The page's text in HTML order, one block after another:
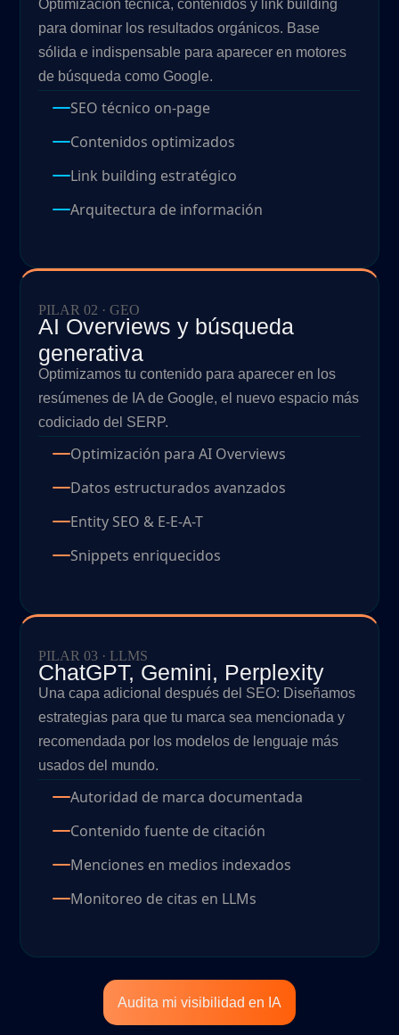
Optimización técnica, contenidos y link building
para dominar los resultados orgánicos. Base
sólida e indispensable para aparecer en motores
de búsqueda como Google.
SEO técnico on-page
Contenidos optimizados
Link building estratégico
Arquitectura de información
PILAR 02 · GEO
AI Overviews y búsqueda
generativa
Optimizamos tu contenido para aparecer en los
resúmenes de IA de Google, el nuevo espacio más
codiciado del SERP.
Optimización para AI Overviews
Datos estructurados avanzados
Entity SEO & E-E-A-T
Snippets enriquecidos
PILAR 03 · LLMS
ChatGPT, Gemini, Perplexity
Una capa adicional después del SEO: Diseñamos
estrategias para que tu marca sea mencionada y
recomendada por los modelos de lenguaje más
usados del mundo.
Autoridad de marca documentada
Contenido fuente de citación
Menciones en medios indexados
Monitoreo de citas en LLMs
Audita mi visibilidad en IA